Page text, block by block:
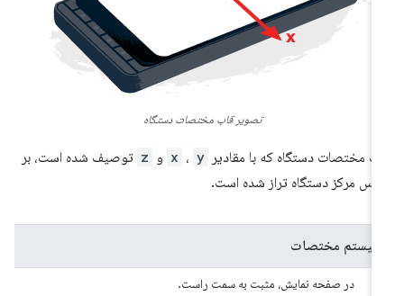
تصویر قاب مختصات دستگاه
مختصات دستگاه که با مقادیر x ، y و
توصیف شده است، بر
مرکز دستگاه تراز شده است.
سیستم مختصات
در صفحه نمایش، مثبت به سمت راست.